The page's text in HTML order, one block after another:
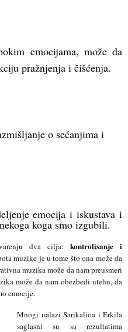
emocijama, može da
pražnjenja i čišćenja.
o sećanjima i
emocija i iskustava i
koga smo izgubili.
dva cilja: kontrolisanje i
muzike je u tome što ona može da
muzika može da nam preusmeri
može da nam obezbedi utehu, da
emocije.
Mnogi nalazi Sarikalioa i Erkila
saglasni su sa rezultatima